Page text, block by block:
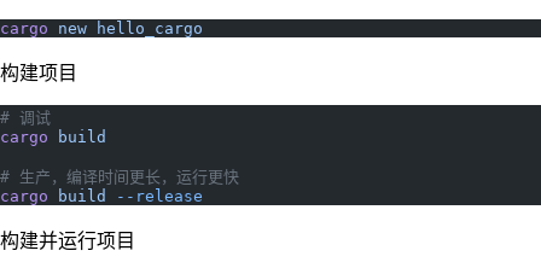
cargo new hello_cargo
构建项目
# 调试
cargo build
# 生产，编译时间更长，运行更快
cargo build --release
构建并运行项目